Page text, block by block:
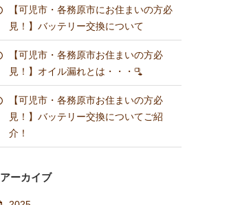
【可児市・各務原市にお住まいの方必
見！】バッテリー交換について
【可児市・各務原市お住まいの方必
見！】オイル漏れとは・・・🫗
【可児市・各務原市お住まいの方必
見！】バッテリー交換についてご紹
介！
アーカイブ